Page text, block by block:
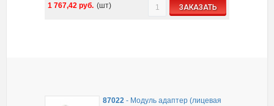
1 767,42 руб. (шт) ЗАКАЗАТЬ
87022- Модуль адаптер (лицевая